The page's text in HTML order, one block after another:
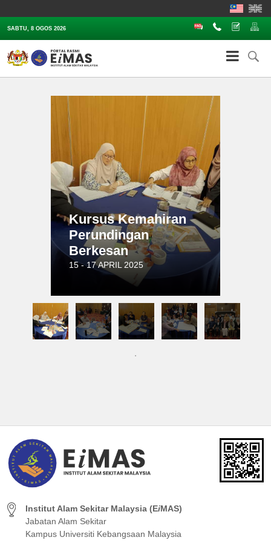
SABTU, 8 OGOS 2026 Soalan LazimHubungi Aduan
Kursus Kemahiran
Perundingan
Berkesan
15 - 17 APRIL 2025
Institut Alam Sekitar Malaysia (EiMAS)
Jabatan Alam Sekitar
Kampus Universiti Kebangsaan Malaysia